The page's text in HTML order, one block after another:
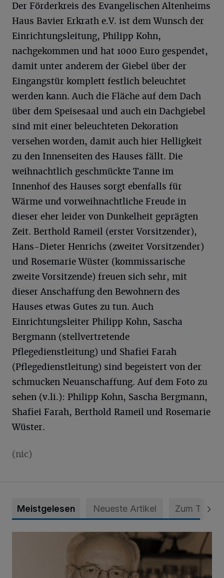
Der Förderkreis des Evangelischen Altenheims
Haus Bavier Erkrath e.V. ist dem Wunsch der
Einrichtungsleitung, Philipp Kohn,
nachgekommen und hat 1000 Euro gespendet,
damit unter anderem der Giebel über der
Eingangstür komplett festlich beleuchtet
werden kann. Auch die Fläche auf dem Dach
über dem Speisesaal und auch ein Dachgiebel
sind mit einer beleuchteten Dekoration
versehen worden, damit auch hier Helligkeit
zu den Innenseiten des Hauses fällt. Die
weihnachtlich geschmückte Tanne im
Innenhof des Hauses sorgt ebenfalls für
Wärme und vorweihnachtliche Freude in
dieser eher leider von Dunkelheit geprägten
Zeit. Berthold Rameil (erster Vorsitzender),
Hans-Dieter Henrichs (zweiter Vorsitzender)
und Rosemarie Wüster (kommissarische
zweite Vorsitzende) freuen sich sehr, mit
dieser Anschaffung den Bewohnern des
Hauses etwas Gutes zu tun. Auch
Einrichtungsleiter Philipp Kohn, Sascha
Bergmann (stellvertretende
Pflegedienstleitung) und Shafiei Farah
(Pflegedienstleitung) sind begeistert von der
schmucken Neuanschaffung. Auf dem Foto zu
sehen (v.li.): Philipp Kohn, Sascha Bergmann,
Shafiei Farah, Berthold Rameil und Rosemarie
Wüster.
(nic)
Meistgelesen Neueste Artikel Zum Thema
SPD trauert um Klaus Hänsch